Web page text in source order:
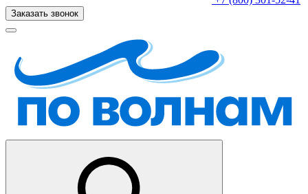
Заказать звонок